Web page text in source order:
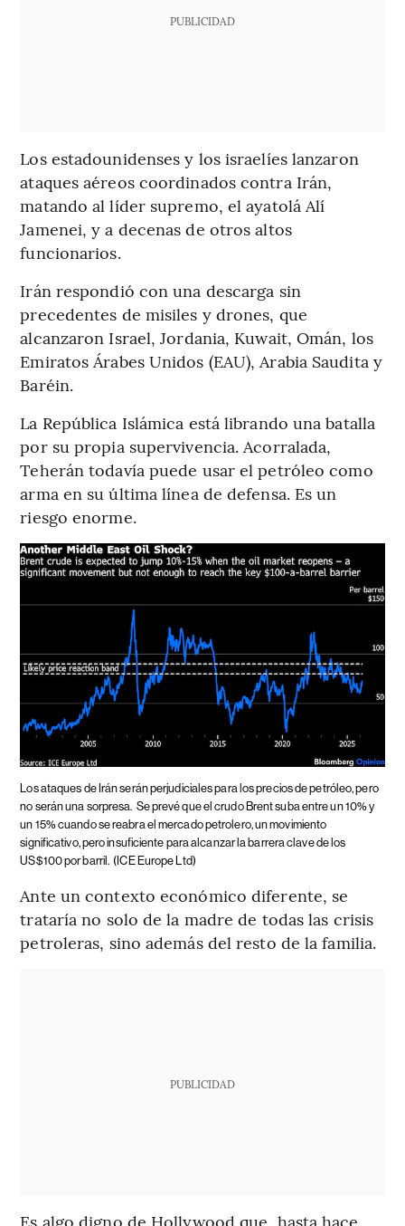
PUBLICIDAD
Los estadounidenses y los israelíes lanzaron
ataques aéreos coordinados contra Irán,
matando al líder supremo, el ayatolá Alí
Jamenei, y a decenas de otros altos
funcionarios.
Irán respondió con una descarga sin
precedentes de misiles y drones, que
alcanzaron Israel, Jordania, Kuwait, Omán, los
Emiratos Árabes Unidos (EAU), Arabia Saudita y
Baréin.
La República Islámica está librando una batalla
por su propia supervivencia. Acorralada,
Teherán todavía puede usar el petróleo como
arma en su última línea de defensa. Es un
riesgo enorme.
Los ataques de Irán serán perjudiciales para los precios de petróleo, pero
no serán una sorpresa. Se prevé que el crudo Brent suba entre un 10% y
un 15% cuando se reabra el mercado petrolero, un movimiento
significativo, pero insuficiente para alcanzar la barrera clave de los
US$100 por barril. (ICE Europe Ltd)
Ante un contexto económico diferente, se
trataría no solo de la madre de todas las crisis
petroleras, sino además del resto de la familia.
PUBLICIDAD
Es algo digno de Hollywood que, hasta hace